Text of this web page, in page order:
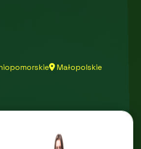
Małopolskie